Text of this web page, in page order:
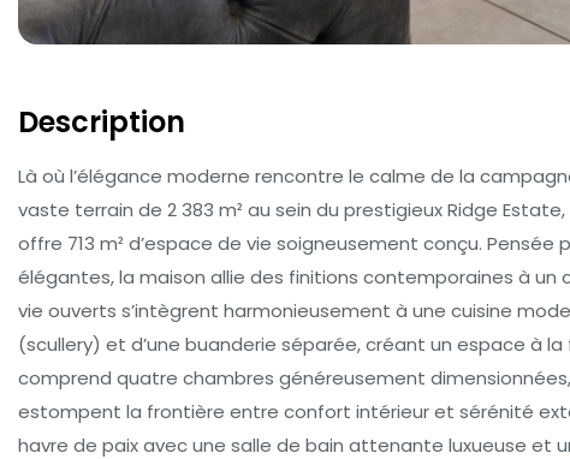
Description
Là où l’élégance moderne rencontre le calme de la
vaste terrain de 2 383 m² au sein du prestigieux Ridge
offre 713 m² d’espace de vie soigneusement conçu.
élégantes, la maison allie des finitions contemporaines à un
vie ouverts s’intègrent harmonieusement à une cuisine
(scullery) et d’une buanderie séparée, créant un espace à
comprend quatre chambres généreusement
estompent la frontière entre confort intérieur et sérénité
havre de paix avec une salle de bain attenante luxueuse et